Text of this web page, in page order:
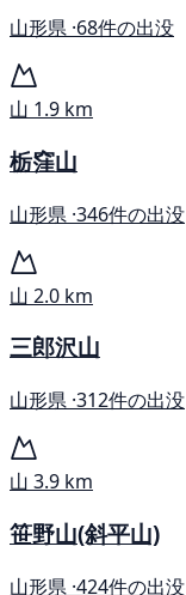
山形県 ·68件の出没
山 1.9 km
栃窪山
山形県 ·346件の出没
山 2.0 km
三郎沢山
山形県 ·312件の出没
山 3.9 km
笹野山(斜平山)
山形県 ·424件の出没